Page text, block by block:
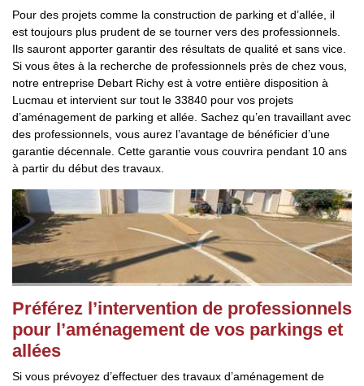
Pour des projets comme la construction de parking et d’allée, il
est toujours plus prudent de se tourner vers des professionnels.
Ils sauront apporter garantir des résultats de qualité et sans vice.
Si vous êtes à la recherche de professionnels près de chez vous,
notre entreprise Debart Richy est à votre entière disposition à
Lucmau et intervient sur tout le 33840 pour vos projets
d’aménagement de parking et allée. Sachez qu’en travaillant avec
des professionnels, vous aurez l’avantage de bénéficier d’une
garantie décennale. Cette garantie vous couvrira pendant 10 ans
à partir du début des travaux.
Préférez l’intervention de professionnels
pour l’aménagement de vos parkings et
allées
Si vous prévoyez d’effectuer des travaux d’aménagement de